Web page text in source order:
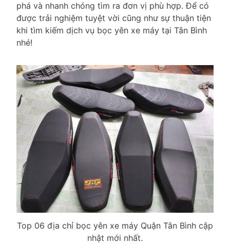
phá và nhanh chóng tìm ra đơn vị phù hợp. Để có
được trải nghiệm tuyệt vời cũng như sự thuận tiện
khi tìm kiếm dịch vụ bọc yên xe máy tại Tân Bình
nhé!
Top 06 địa chỉ bọc yên xe máy Quận Tân Bình cập
nhật mới nhất.